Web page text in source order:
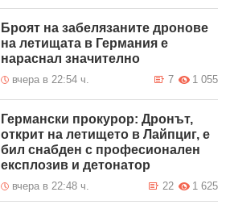
Броят на забелязаните дронове
на летищата в Германия е
нараснал значително
вчера в 22:54 ч. 1 055
7
Германски прокурор: Дронът,
открит на летището в Лайпциг, е
бил снабден с професионален
експлозив и детонатор
вчера в 22:48 ч. 1 625
22